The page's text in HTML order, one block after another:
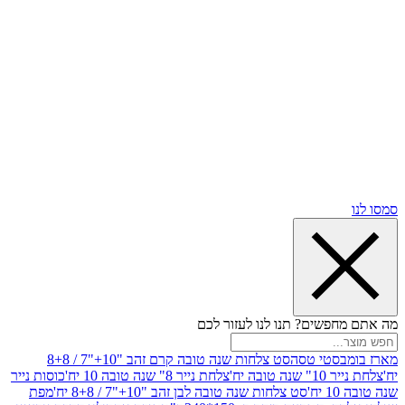
תנו לנו לעזור לכם
טסה
סט צלחות שנה טובה קרם זהב "10+"7 / 8+8
יח'
צלחת נייר 8" שנה טובה 10 יח'
כוסות נייר
סט צלחות שנה טובה לבן זהב "10+"7 / 8+8 יח'
מפת